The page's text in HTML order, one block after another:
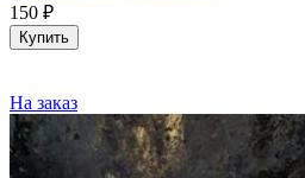
150 ₽
Купить
На заказ